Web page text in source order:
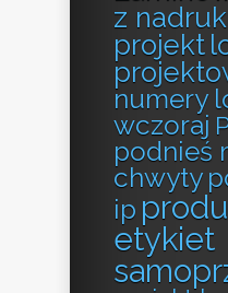
z
projekt
numery
wczoraj
podnieś
chwyty
ip
etykiet